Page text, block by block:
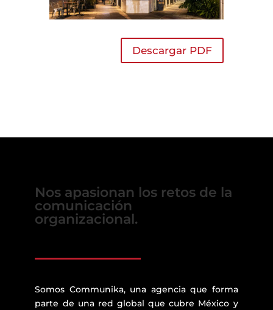
Descargar PDF
Nos apasionan los retos de la
comunicación
organizacional.
Somos Communika, una agencia que forma
parte de una red global que cubre México y